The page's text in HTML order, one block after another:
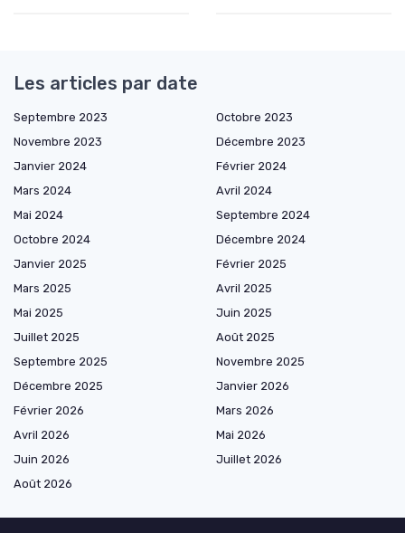
Les articles par date
Septembre 2023
Octobre 2023
Novembre 2023
Décembre 2023
Janvier 2024
Février 2024
Mars 2024
Avril 2024
Mai 2024
Septembre 2024
Octobre 2024
Décembre 2024
Janvier 2025
Février 2025
Mars 2025
Avril 2025
Mai 2025
Juin 2025
Juillet 2025
Août 2025
Septembre 2025
Novembre 2025
Décembre 2025
Janvier 2026
Février 2026
Mars 2026
Avril 2026
Mai 2026
Juin 2026
Juillet 2026
Août 2026